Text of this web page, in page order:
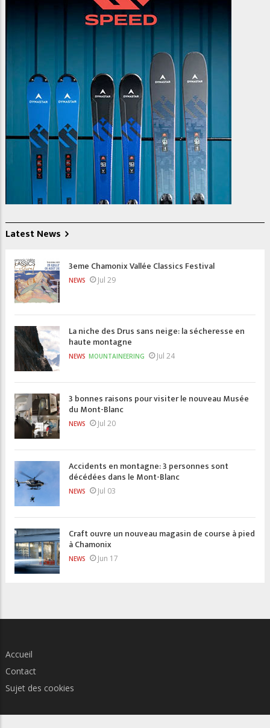
Latest News
3eme Chamonix Vallée Classics Festival
NEWS Jul 29
La niche des Drus sans neige: la sécheresse en
haute montagne
NEWS MOUNTAINEERING Jul 24
3 bonnes raisons pour visiter le nouveau Musée
du Mont-Blanc
NEWS Jul 20
Accidents en montagne: 3 personnes sont
décédées dans le Mont-Blanc
NEWS Jul 03
Craft ouvre un nouveau magasin de course à pied
à Chamonix
NEWS Jun 17
Accueil
Contact
Sujet des cookies